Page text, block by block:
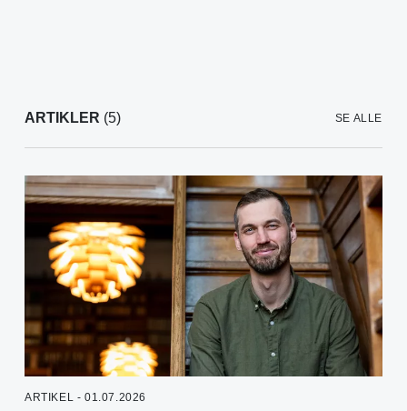
ARTIKLER (5) SE ALLE
ARTIKEL - 01.07.2026